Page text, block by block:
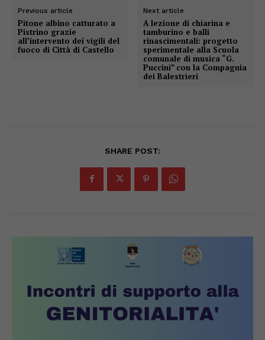
Previous article
Pitone albino catturato a
Pistrino grazie
all’intervento dei vigili del
fuoco di Città di Castello
Next article
A lezione di chiarina e
tamburino e balli
rinascimentali: progetto
sperimentale alla Scuola
comunale di musica “G.
Puccini” con la Compagnia
dei Balestrieri
SHARE POST: